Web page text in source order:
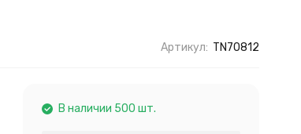
Артикул: TN70812
В наличии 500 шт.